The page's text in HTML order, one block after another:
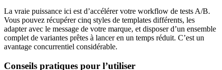
La vraie puissance ici est d’accélérer votre workflow de tests A/B.
Vous pouvez récupérer cinq styles de templates différents, les
adapter avec le message de votre marque, et disposer d’un ensemble
complet de variantes prêtes à lancer en un temps réduit. C’est un
avantage concurrentiel considérable.
Conseils pratiques pour l’utiliser